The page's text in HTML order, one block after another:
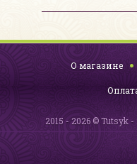
О магазине
2015 - 2026 © Tutsyk